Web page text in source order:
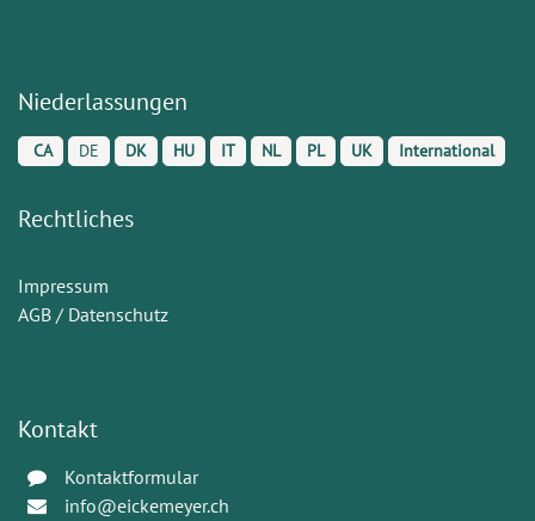
Niederlassungen
CA DE DK HU IT NL PL UK International
Rechtliches
Impressum
AGB / Datenschutz
Kontakt
Kontaktformular
info@eickemeyer.ch